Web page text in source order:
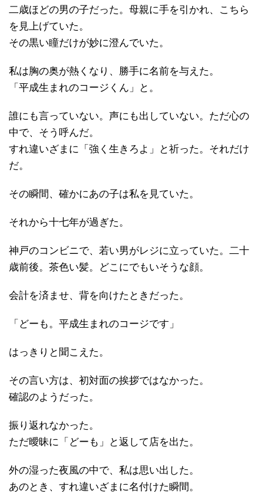
二歳ほどの男の子だった。母親に手を引かれ、こちら
を見上げていた。
その黒い瞳だけが妙に澄んでいた。
私は胸の奥が熱くなり、勝手に名前を与えた。
「平成生まれのコージくん」と。
誰にも言っていない。声にも出していない。ただ心の
中で、そう呼んだ。
すれ違いざまに「強く生きろよ」と祈った。それだけ
だ。
その瞬間、確かにあの子は私を見ていた。
それから十七年が過ぎた。
神戸のコンビニで、若い男がレジに立っていた。二十
歳前後。茶色い髪。どこにでもいそうな顔。
会計を済ませ、背を向けたときだった。
「どーも。平成生まれのコージです」
はっきりと聞こえた。
その言い方は、初対面の挨拶ではなかった。
確認のようだった。
振り返れなかった。
ただ曖昧に「どーも」と返して店を出た。
外の湿った夜風の中で、私は思い出した。
あのとき、すれ違いざまに名付けた瞬間。